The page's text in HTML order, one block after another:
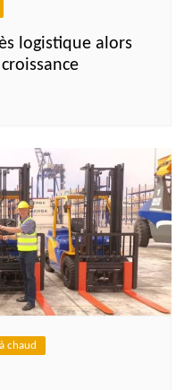
logistique alors
chaud